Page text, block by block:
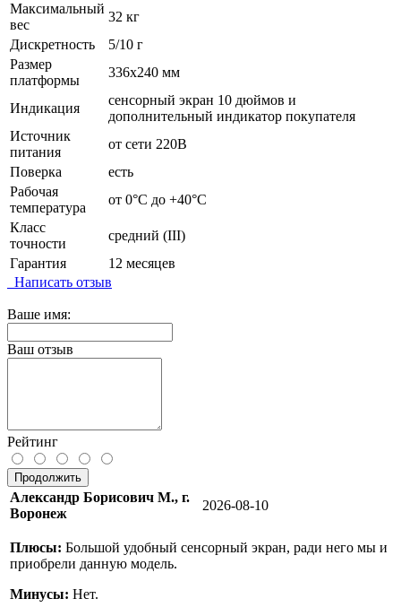
Максимальный
вес
32 кг
Дискретность
5/10 г
Размер
платформы
336х240 мм
Индикация
сенсорный экран 10 дюймов и
дополнительный индикатор покупателя
Источник
питания
от сети 220В
Поверка
есть
Рабочая
температура
от 0°C до +40°C
Класс
точности
средний (III)
Гарантия
12 месяцев
Написать отзыв
Ваше имя:
Ваш отзыв
Рейтинг
Продолжить
Александр Борисович М., г.
Воронеж
2026-08-10
Плюсы: Большой удобный сенсорный экран, ради него мы и
приобрели данную модель.
Минусы: Нет.